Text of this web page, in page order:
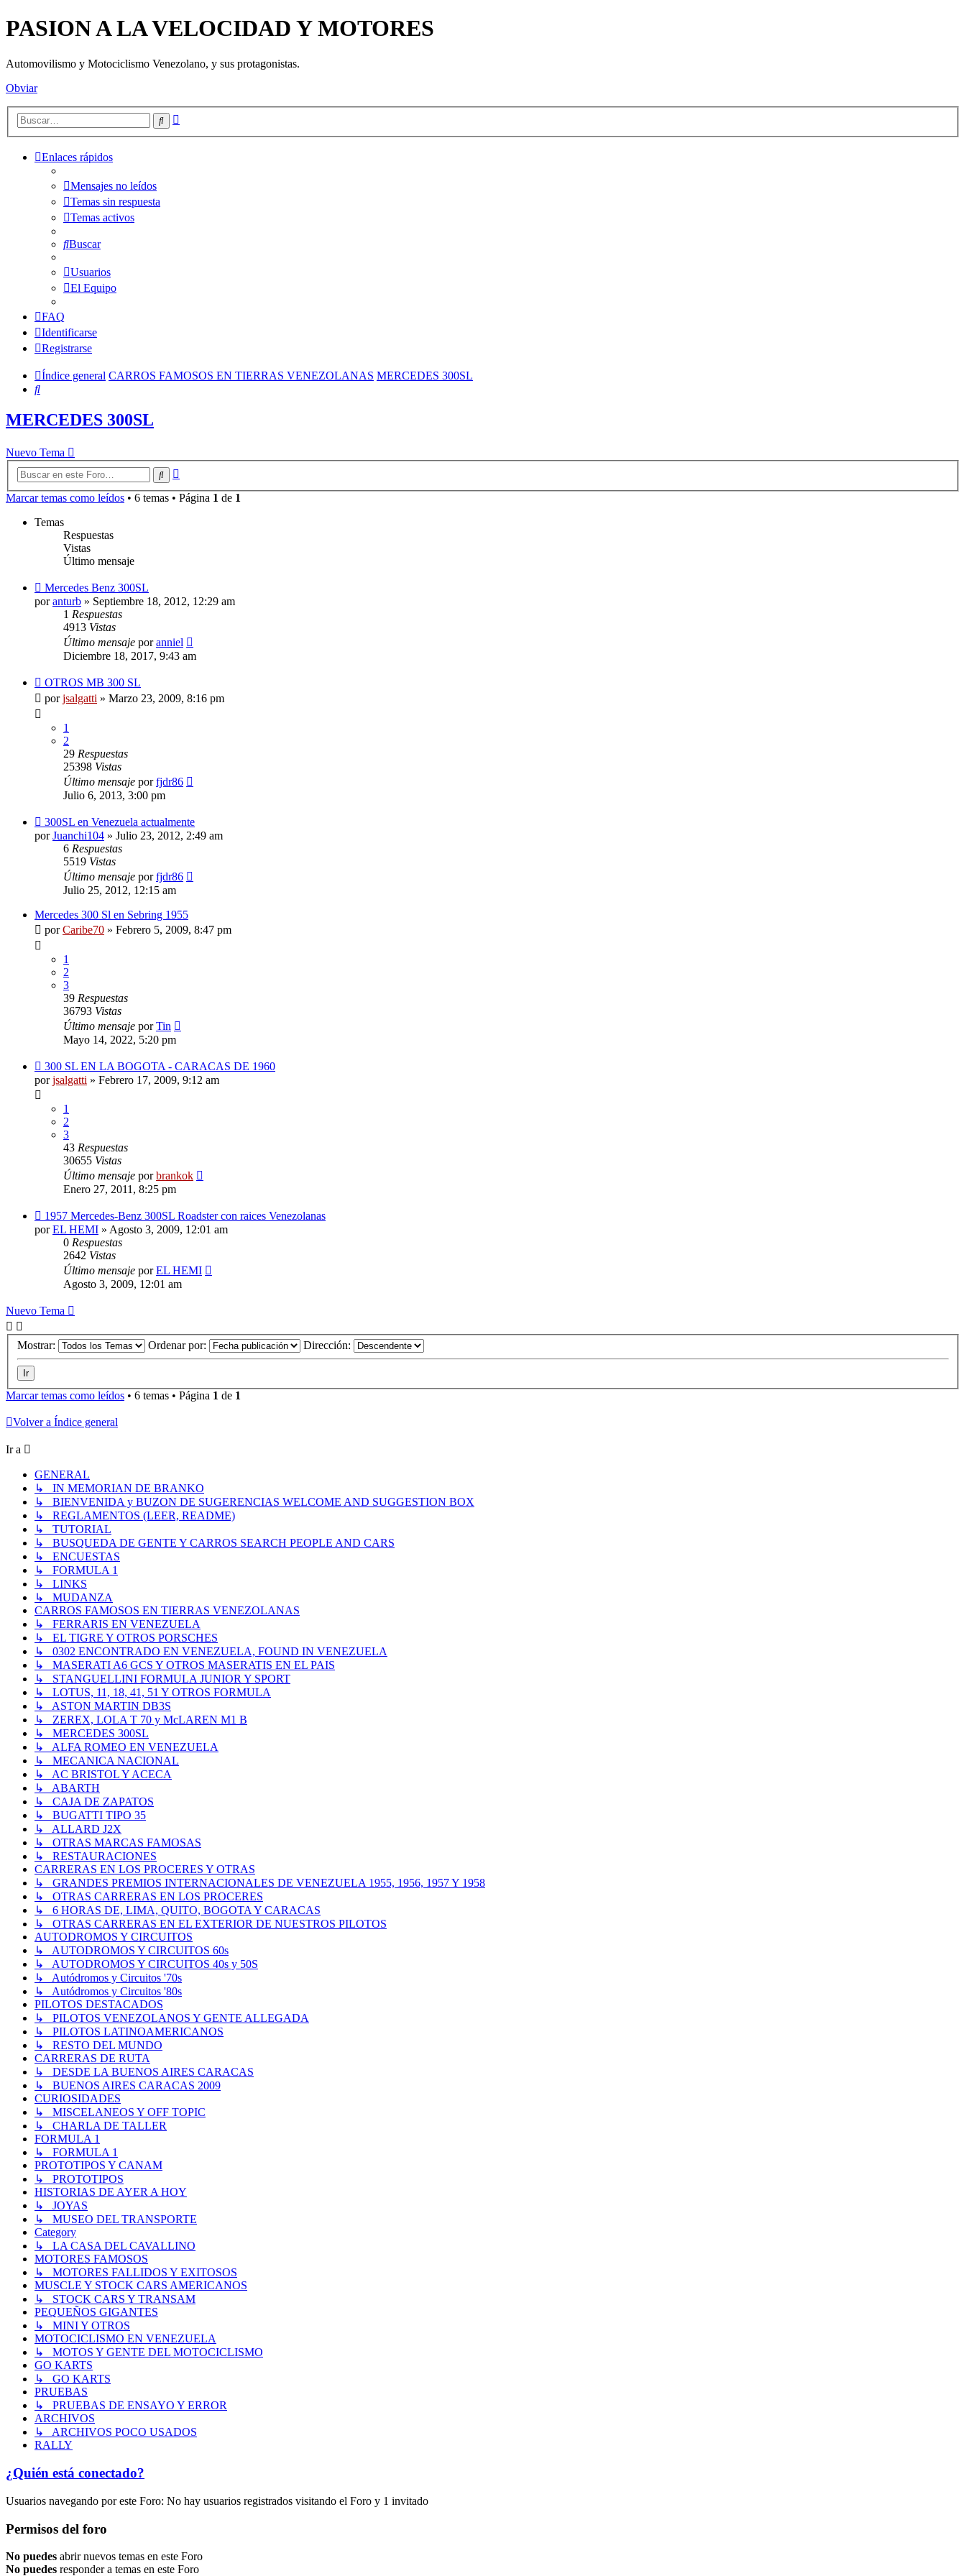
PASION A LA VELOCIDAD Y MOTORES
Automovilismo y Motociclismo Venezolano, y sus protagonistas.
Obviar
Buscar
Enlaces rápidos
Mensajes no leídos
Temas sin respuesta
Temas activos
Buscar
Usuarios
El Equipo
FAQ
Identificarse
Registrarse
Índice general CARROS FAMOSOS EN TIERRAS VENEZOLANAS MERCEDES 300SL
Buscar
MERCEDES 300SL
Nuevo Tema
Buscar
Marcar temas como leídos • 6 temas • Página 1 de 1
Temas
Respuestas
Vistas
Último mensaje
Mercedes Benz 300SL
poranturb » Septiembre 18, 2012, 12:29 am
1 Respuestas
4913 Vistas
Último mensaje poranniel
Diciembre 18, 2017, 9:43 am
OTROS MB 300 SL
porjsalgatti » Marzo 23, 2009, 8:16 pm
1
2
29 Respuestas
25398 Vistas
Último mensaje porfjdr86
Julio 6, 2013, 3:00 pm
300SL en Venezuela actualmente
porJuanchi104 » Julio 23, 2012, 2:49 am
6 Respuestas
5519 Vistas
Último mensaje porfjdr86
Julio 25, 2012, 12:15 am
Mercedes 300 Sl en Sebring 1955
porCaribe70 » Febrero 5, 2009, 8:47 pm
1
2
3
39 Respuestas
36793 Vistas
Último mensaje porTin
Mayo 14, 2022, 5:20 pm
300 SL EN LA BOGOTA - CARACAS DE 1960
porjsalgatti » Febrero 17, 2009, 9:12 am
1
2
3
43 Respuestas
30655 Vistas
Último mensaje porbrankok
Enero 27, 2011, 8:25 pm
1957 Mercedes-Benz 300SL Roadster con raices Venezolanas
porEL HEMI » Agosto 3, 2009, 12:01 am
0 Respuestas
2642 Vistas
Último mensaje porEL HEMI
Agosto 3, 2009, 12:01 am
Nuevo Tema
Mostrar: Ordenar por: Dirección:
Marcar temas como leídos • 6 temas • Página 1 de 1
Volver a Índice general
Ir a
GENERAL
↳ IN MEMORIAN DE BRANKO
↳ BIENVENIDA y BUZON DE SUGERENCIAS WELCOME AND SUGGESTION BOX
↳ REGLAMENTOS (LEER, README)
↳ TUTORIAL
↳ BUSQUEDA DE GENTE Y CARROS SEARCH PEOPLE AND CARS
↳ ENCUESTAS
↳ FORMULA 1
↳ LINKS
↳ MUDANZA
CARROS FAMOSOS EN TIERRAS VENEZOLANAS
↳ FERRARIS EN VENEZUELA
↳ EL TIGRE Y OTROS PORSCHES
↳ 0302 ENCONTRADO EN VENEZUELA, FOUND IN VENEZUELA
↳ MASERATI A6 GCS Y OTROS MASERATIS EN EL PAIS
↳ STANGUELLINI FORMULA JUNIOR Y SPORT
↳ LOTUS, 11, 18, 41, 51 Y OTROS FORMULA
↳ ASTON MARTIN DB3S
↳ ZEREX, LOLA T 70 y McLAREN M1 B
↳ MERCEDES 300SL
↳ ALFA ROMEO EN VENEZUELA
↳ MECANICA NACIONAL
↳ AC BRISTOL Y ACECA
↳ ABARTH
↳ CAJA DE ZAPATOS
↳ BUGATTI TIPO 35
↳ ALLARD J2X
↳ OTRAS MARCAS FAMOSAS
↳ RESTAURACIONES
CARRERAS EN LOS PROCERES Y OTRAS
↳ GRANDES PREMIOS INTERNACIONALES DE VENEZUELA 1955, 1956, 1957 Y 1958
↳ OTRAS CARRERAS EN LOS PROCERES
↳ 6 HORAS DE, LIMA, QUITO, BOGOTA Y CARACAS
↳ OTRAS CARRERAS EN EL EXTERIOR DE NUESTROS PILOTOS
AUTODROMOS Y CIRCUITOS
↳ AUTODROMOS Y CIRCUITOS 60s
↳ AUTODROMOS Y CIRCUITOS 40s y 50S
↳ Autódromos y Circuitos '70s
↳ Autódromos y Circuitos '80s
PILOTOS DESTACADOS
↳ PILOTOS VENEZOLANOS Y GENTE ALLEGADA
↳ PILOTOS LATINOAMERICANOS
↳ RESTO DEL MUNDO
CARRERAS DE RUTA
↳ DESDE LA BUENOS AIRES CARACAS
↳ BUENOS AIRES CARACAS 2009
CURIOSIDADES
↳ MISCELANEOS Y OFF TOPIC
↳ CHARLA DE TALLER
FORMULA 1
↳ FORMULA 1
PROTOTIPOS Y CANAM
↳ PROTOTIPOS
HISTORIAS DE AYER A HOY
↳ JOYAS
↳ MUSEO DEL TRANSPORTE
Category
↳ LA CASA DEL CAVALLINO
MOTORES FAMOSOS
↳ MOTORES FALLIDOS Y EXITOSOS
MUSCLE Y STOCK CARS AMERICANOS
↳ STOCK CARS Y TRANSAM
PEQUEÑOS GIGANTES
↳ MINI Y OTROS
MOTOCICLISMO EN VENEZUELA
↳ MOTOS Y GENTE DEL MOTOCICLISMO
GO KARTS
↳ GO KARTS
PRUEBAS
↳ PRUEBAS DE ENSAYO Y ERROR
ARCHIVOS
↳ ARCHIVOS POCO USADOS
RALLY
¿Quién está conectado?
Usuarios navegando por este Foro: No hay usuarios registrados visitando el Foro y 1 invitado
Permisos del foro
No puedes abrir nuevos temas en este Foro
No puedes responder a temas en este Foro